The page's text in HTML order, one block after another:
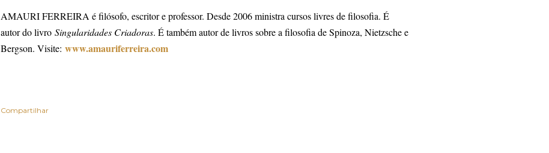
AMAURI FERREIRA é filósofo, escritor e professor. Desde 2006 ministra cursos livres de filosofia. É
autor do livro Singularidades Criadoras. É também autor de livros sobre a filosofia de Spinoza, Nietzsche e
Bergson. Visite: www.amauriferreira.com
Compartilhar